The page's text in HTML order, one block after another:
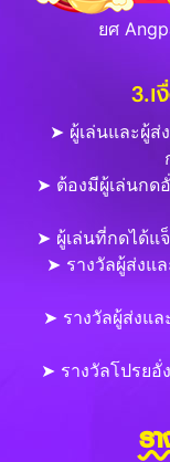
ยศ
3.
➤ ผู้เล่นและผู้ส่
➤ ต้องมีผู้เล่นกด
➤ ผู้เล่นที่กดได้แ
➤ รางวัลผู้ส่งแ
➤ รางวัลผู้ส่งแล
➤ รางวัลโปรยอั่
ร